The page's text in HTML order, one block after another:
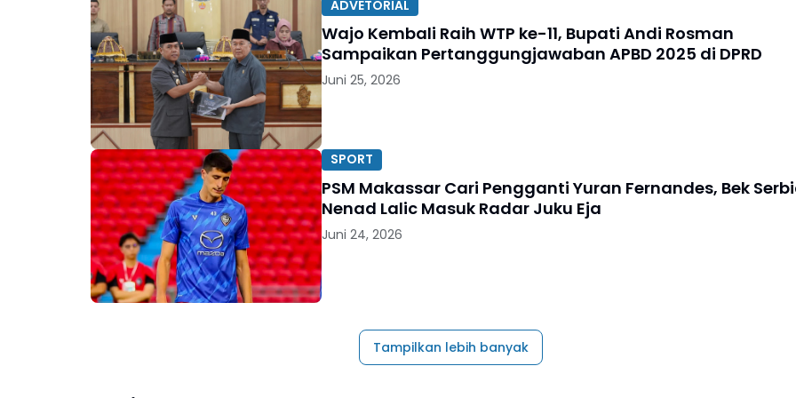
ADVETORIAL
Wajo Kembali Raih WTP ke-11, Bupati Andi Rosman
Sampaikan Pertanggungjawaban APBD 2025 di DPRD
Juni 25, 2026
SPORT
PSM Makassar Cari Pengganti Yuran Fernandes, Bek
Nenad Lalic Masuk Radar Juku Eja
Juni 24, 2026
Tampilkan lebih banyak